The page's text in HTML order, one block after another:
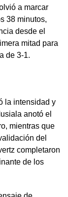
a marcar
38 minutos,
desde el
mitad para
de 3-1.
la intensidad y
anotó el
mientras que
del
completaron
de los